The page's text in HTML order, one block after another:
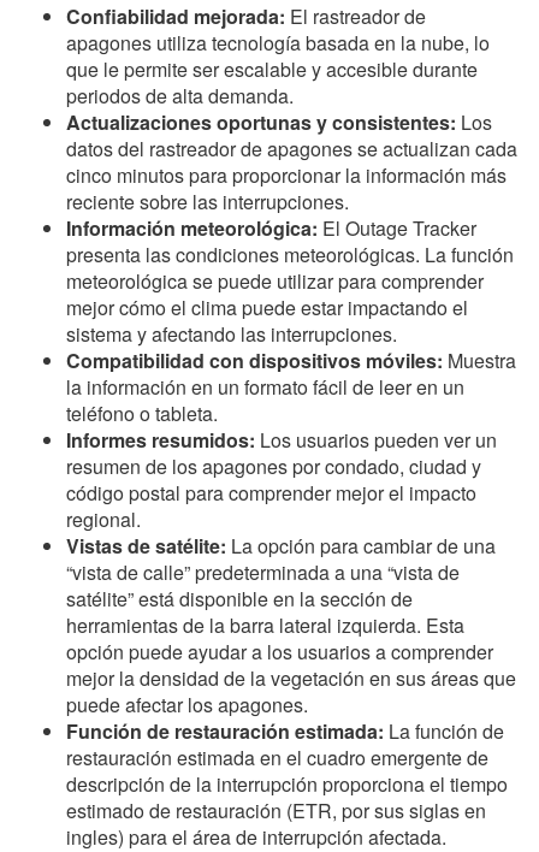
Confiabilidad mejorada: El rastreador de
apagones utiliza tecnología basada en la nube, lo
que le permite ser escalable y accesible durante
periodos de alta demanda.
Actualizaciones oportunas y consistentes: Los
datos del rastreador de apagones se actualizan cada
cinco minutos para proporcionar la información más
reciente sobre las interrupciones.
Información meteorológica: El Outage Tracker
presenta las condiciones meteorológicas. La función
meteorológica se puede utilizar para comprender
mejor cómo el clima puede estar impactando el
sistema y afectando las interrupciones.
Compatibilidad con dispositivos móviles: Muestra
la información en un formato fácil de leer en un
teléfono o tableta.
Informes resumidos: Los usuarios pueden ver un
resumen de los apagones por condado, ciudad y
código postal para comprender mejor el impacto
regional.
Vistas de satélite: La opción para cambiar de una
“vista de calle” predeterminada a una “vista de
satélite” está disponible en la sección de
herramientas de la barra lateral izquierda. Esta
opción puede ayudar a los usuarios a comprender
mejor la densidad de la vegetación en sus áreas que
puede afectar los apagones.
Función de restauración estimada: La función de
restauración estimada en el cuadro emergente de
descripción de la interrupción proporciona el tiempo
estimado de restauración (ETR, por sus siglas en
ingles) para el área de interrupción afectada. ​